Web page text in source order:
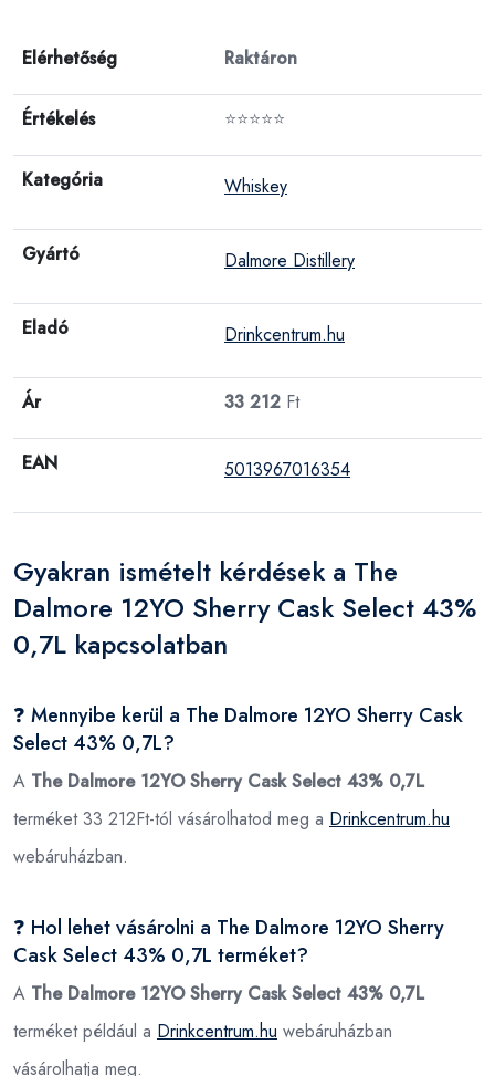
Elérhetőség Raktáron
Értékelés ⭐⭐⭐⭐⭐
Kategória Whiskey
Gyártó Dalmore Distillery
Eladó Drinkcentrum.hu
Ár 33 212 Ft
EAN 5013967016354
Gyakran ismételt kérdések a The
Dalmore 12YO Sherry Cask Select 43%
0,7L kapcsolatban
❓ Mennyibe kerül a The Dalmore 12YO Sherry Cask
Select 43% 0,7L?
A The Dalmore 12YO Sherry Cask Select 43% 0,7L
terméket 33 212Ft-tól vásárolhatod meg a Drinkcentrum.hu
webáruházban.
❓ Hol lehet vásárolni a The Dalmore 12YO Sherry
Cask Select 43% 0,7L terméket?
A The Dalmore 12YO Sherry Cask Select 43% 0,7L
terméket például a Drinkcentrum.hu webáruházban
vásárolhatja meg.